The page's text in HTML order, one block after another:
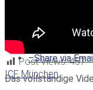
Post Views: 457
ICF München
Share on
–Share on
–Share via
Das vollständige